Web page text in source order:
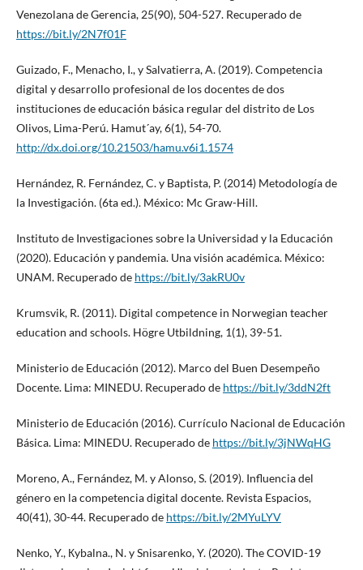
Venezolana de Gerencia, 25(90), 504-527. Recuperado de
https://bit.ly/2N7f01F
Guizado, F., Menacho, I., y Salvatierra, A. (2019). Competencia
digital y desarrollo profesional de los docentes de dos
instituciones de educación básica regular del distrito de Los
Olivos, Lima-Perú. Hamut´ay, 6(1), 54-70.
http://dx.doi.org/10.21503/hamu.v6i1.1574
Hernández, R. Fernández, C. y Baptista, P. (2014) Metodología de
la Investigación. (6ta ed.). México: Mc Graw-Hill.
Instituto de Investigaciones sobre la Universidad y la Educación
(2020). Educación y pandemia. Una visión académica. México:
UNAM. Recuperado de https://bit.ly/3akRU0v
Krumsvik, R. (2011). Digital competence in Norwegian teacher
education and schools. Högre Utbildning, 1(1), 39-51.
Ministerio de Educación (2012). Marco del Buen Desempeño
Docente. Lima: MINEDU. Recuperado de https://bit.ly/3ddN2ft
Ministerio de Educación (2016). Currículo Nacional de Educación
Básica. Lima: MINEDU. Recuperado de https://bit.ly/3jNWqHG
Moreno, A., Fernández, M. y Alonso, S. (2019). Influencia del
género en la competencia digital docente. Revista Espacios,
40(41), 30-44. Recuperado de https://bit.ly/2MYuLYV
Nenko, Y., Кybalna., N. y Snisarenko, Y. (2020). The COVID-19